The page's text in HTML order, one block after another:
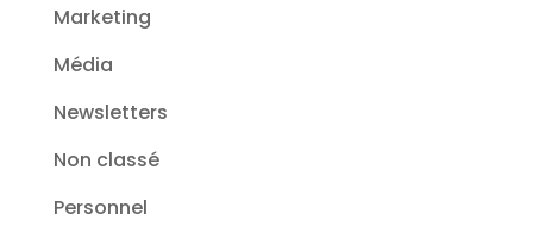
Marketing
Média
Newsletters
Non classé
Personnel